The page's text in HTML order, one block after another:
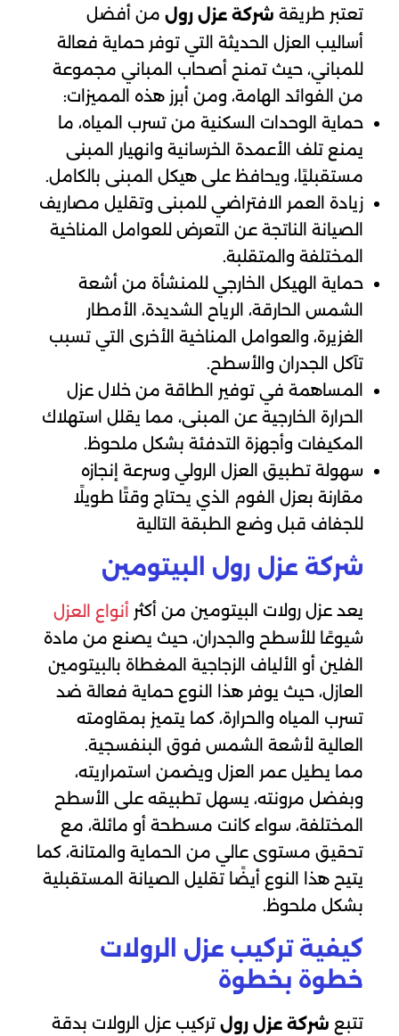
تعتبر طريقة شركة عزل رول من أفضل
أساليب العزل الحديثة التي توفر حماية فعالة
للمباني، حيث تمنح أصحاب المباني مجموعة
من الفوائد الهامة، ومن أبرز هذه المميزات:
حماية الوحدات السكنية من تسرب المياه، ما
يمنع تلف الأعمدة الخرسانية وانهيار المبنى
مستقبليًا، ويحافظ على هيكل المبنى بالكامل.
زيادة العمر الافتراضي للمبنى وتقليل مصاريف
الصيانة الناتجة عن التعرض للعوامل المناخية
المختلفة والمتقلبة.
حماية الهيكل الخارجي للمنشأة من أشعة
الشمس الحارقة، الرياح الشديدة، الأمطار
الغزيرة، والعوامل المناخية الأخرى التي تسبب
تآكل الجدران والأسطح.
المساهمة في توفير الطاقة من خلال عزل
الحرارة الخارجية عن المبنى، مما يقلل استهلاك
المكيفات وأجهزة التدفئة بشكل ملحوظ.
سهولة تطبيق العزل الرولي وسرعة إنجازه
مقارنة بعزل الفوم الذي يحتاج وقتًا طويلًا
للجفاف قبل وضع الطبقة التالية
شركة عزل رول البيتومين
يعد عزل رولات البيتومين من أكثر أنواع العزل
شيوعًا للأسطح والجدران، حيث يصنع من مادة
الفلين أو الألياف الزجاجية المغطاة بالبيتومين
العازل، حيث يوفر هذا النوع حماية فعالة ضد
تسرب المياه والحرارة، كما يتميز بمقاومته
العالية لأشعة الشمس فوق البنفسجية.
مما يطيل عمر العزل ويضمن استمراريته،
وبفضل مرونته، يسهل تطبيقه على الأسطح
المختلفة، سواء كانت مسطحة أو مائلة، مع
تحقيق مستوى عالي من الحماية والمتانة، كما
يتيح هذا النوع أيضًا تقليل الصيانة المستقبلية
بشكل ملحوظ.
كيفية تركيب عزل الرولات
خطوة بخطوة
تتبع شركة عزل رول تركيب عزل الرولات بدقة